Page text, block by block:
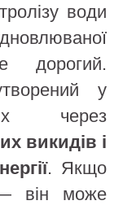
води
дорогий.
у
через
викидів і
. Якщо
він може